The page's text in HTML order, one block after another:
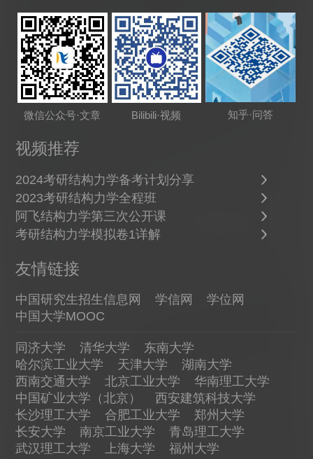
微信公众号·文章 Bilibili·视频 知乎·问答
视频推荐
2024考研结构力学备考计划分享
2023考研结构力学全程班
阿飞结构力学第三次公开课
考研结构力学模拟卷1详解
友情链接
中国研究生招生信息网 学信网
学位网
中国大学MOOC
同济大学 清华大学
东南大学
哈尔滨工业大学
天津大学
湖南大学
西南交通大学
北京工业大学
华南理工大学
中国矿业大学（北京）
西安建筑科技大学
长沙理工大学
合肥工业大学
郑州大学
长安大学
南京工业大学
青岛理工大学
武汉理工大学
上海大学 福州大学